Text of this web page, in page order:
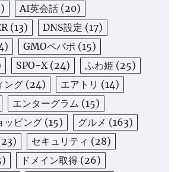
AI英会話 (20)
(13) DNS設定 (17)
GMOペパボ (15)
SPO-X (24) ふわ姫 (25)
ング (24) エアトリ (14)
エンターグラム (15)
ッピング (15) グルメ (163)
セキュリティ (28)
ドメイン取得 (26)